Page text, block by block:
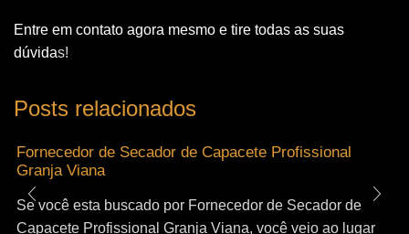
Entre em contato agora mesmo e tire todas as suas
dúvidas!
Posts relacionados
Fornecedor de Secador de Capacete Profissional
Granja Viana
Se você esta buscado por Fornecedor de Secador de
Capacete Profissional Granja Viana, você veio ao lugar